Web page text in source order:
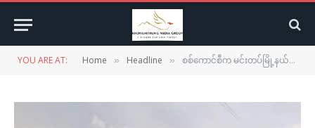
YOU ARE AT: Home » Headline » စစ်ကောင်စီက မင်းတပ်မြို့နယ်ထဲ ဖျက်အားပြင်း ပေါင် ၅၀၀ ဗုံးဖြင့် ဗုံးကြဲတိုက်ခိုက်၊ လေကြောင်းတိုက်ခိုက်မှု ၁၀ ကြိမ်ထက်မနည်း ပြုလုပ်